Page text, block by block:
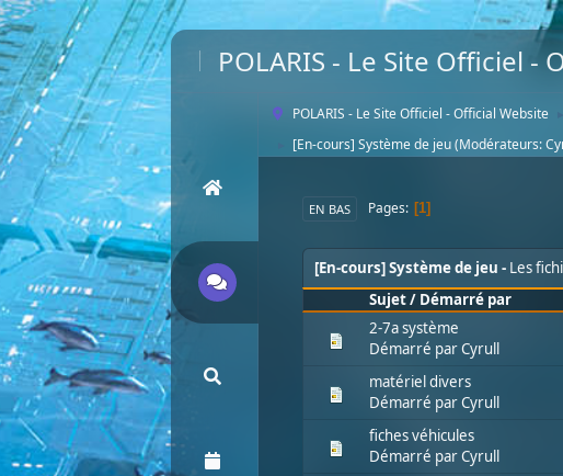
POLARIS - Le Site Officiel -
POLARIS - Le Site Officiel - Official Website
[En-cours] Système de jeu(Modérateurs:
EN BAS Pages 1
[En-cours] Système de jeu Les
Sujet/ Démarré par
2-7a système
Démarré parCyrull
matériel divers
Démarré parCyrull
fiches véhicules
Démarré parCyrull